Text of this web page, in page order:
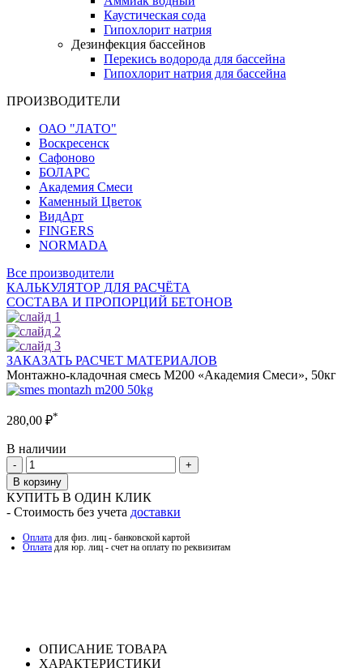
Каустическая сода
Гипохлорит натрия
Дезинфекция бассейнов
Перекись водорода для бассейна
Гипохлорит натрия для бассейна
ПРОИЗВОДИТЕЛИ
ОАО "ЛАТО"
Воскресенск
Сафоново
БОЛАРС
Академия Смеси
Каменный Цветок
ВидАрт
FINGERS
NORMADA
Все производители
КАЛЬКУЛЯТОР ДЛЯ РАСЧЁТА
СОСТАВА И ПРОПОРЦИЙ БЕТОНОВ
ЗАКАЗАТЬ РАСЧЕТ МАТЕРИАЛОВ
Монтажно-кладочная смесь М200 «Академия Смеси», 50кг
280,00 ₽*
В наличии
Количество
В корзину
КУПИТЬ В ОДИН КЛИК
- Стоимость без учета доставки
Оплата для физ. лиц - банковской картой
Оплата для юр. лиц - счет на оплату по реквизитам
ОПИСАНИЕ ТОВАРА
ХАРАКТЕРИСТИКИ